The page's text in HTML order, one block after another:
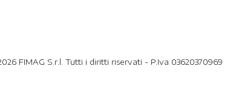
FIMAG S.r.l. Tutti i diritti riservati - P.Iva 03620370969